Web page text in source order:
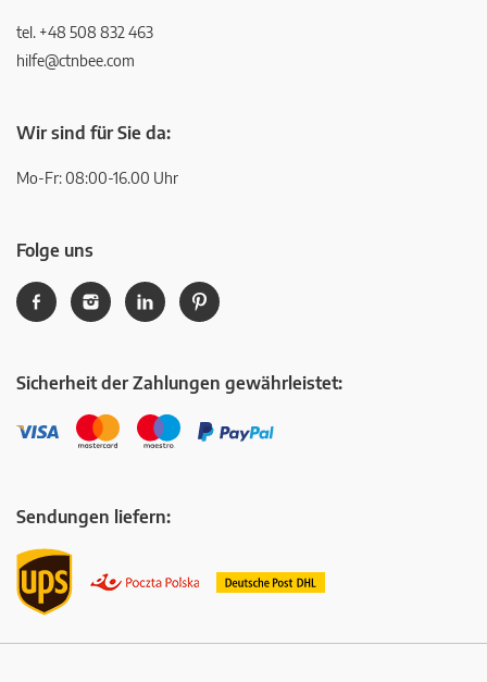
tel. +48 508 832 463
hilfe@ctnbee.com
Wir sind für Sie da:
Mo-Fr: 08:00-16.00 Uhr
Folge uns
Sicherheit der Zahlungen gewährleistet:
Sendungen liefern: